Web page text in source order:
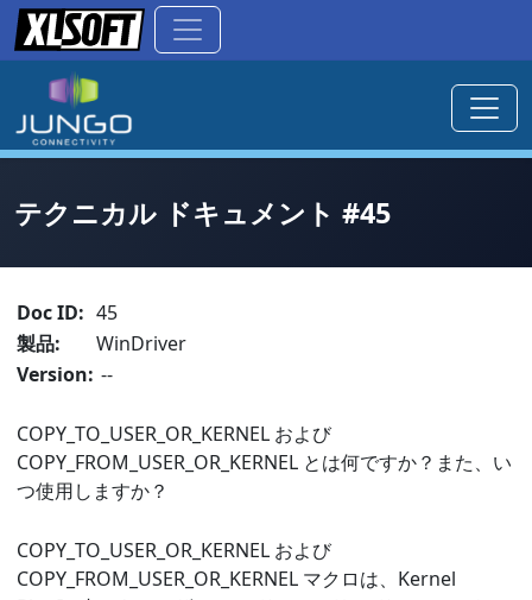
テクニカル ドキュメント #45
Doc ID: 45
製品:
WinDriver
Version: --
COPY_TO_USER_OR_KERNEL および
COPY_FROM_USER_OR_KERNEL とは何ですか？また、い
つ使用しますか？
COPY_TO_USER_OR_KERNEL および
COPY_FROM_USER_OR_KERNEL マクロは、Kernel